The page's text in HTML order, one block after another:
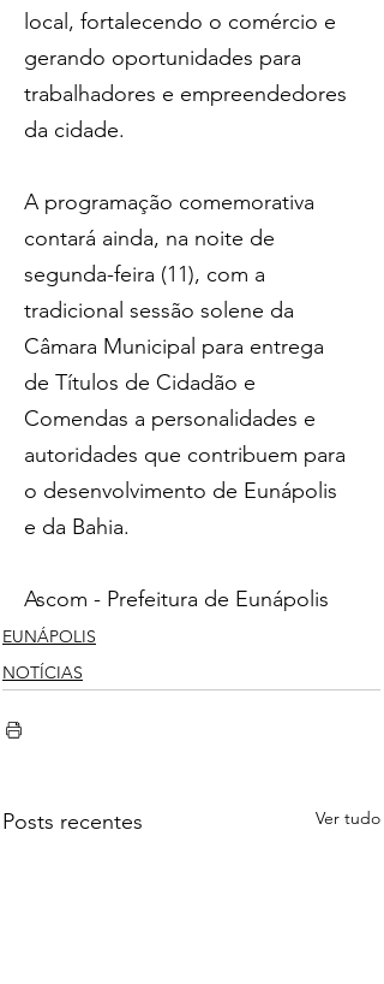
local, fortalecendo o comércio e
gerando oportunidades para
trabalhadores e empreendedores
da cidade.
A programação comemorativa
contará ainda, na noite de
segunda-feira (11), com a
tradicional sessão solene da
Câmara Municipal para entrega
de Títulos de Cidadão e
Comendas a personalidades e
autoridades que contribuem para
o desenvolvimento de Eunápolis
e da Bahia.
Ascom - Prefeitura de Eunápolis
EUNÁPOLIS
NOTÍCIAS
Posts recentes Ver tudo